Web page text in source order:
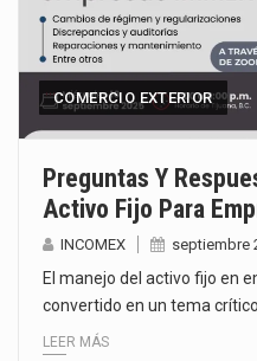
COMERCIO EXTERIOR
Preguntas Y
Activo Fijo Para
INCOMEX septiembre
El manejo del activo fijo en
convertido en un tema
LEER MÁS